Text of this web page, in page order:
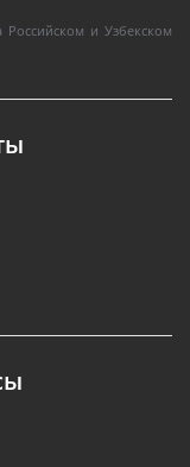
и Узбекском